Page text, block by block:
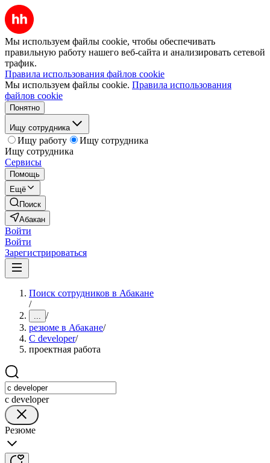
Мы используем файлы cookie, чтобы обеспечивать
правильную работу нашего веб-сайта и анализировать сетевой
трафик.
Правила использования файлов cookie
Мы используем файлы cookie. Правила использования
файлов cookie
Понятно
Ищу сотрудника
Ищу работу
Ищу сотрудника
Ищу сотрудника
Сервисы
Помощь
Ещё
Поиск
Абакан
Войти
Войти
Зарегистрироваться
Поиск сотрудников в Абакане
/
... /
резюме в Абакане/
C developer/
проектная работа
c developer
Резюме